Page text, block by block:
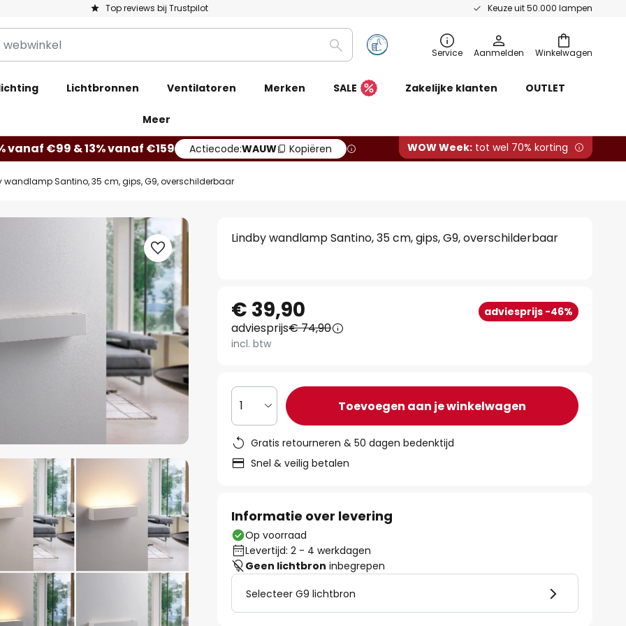
Top reviews bij Trustpilot Keuze uit 50.000 lampen
Winkelwagen
Zoeken Service Aanmelden
Lichtbronnen Ventilatoren Merken SALE Zakelijke klanten OUTLET
Meer
vanaf €99 & 13% vanaf €159 Actiecode:WAUW Kopiëren WOW Week: tot wel 70% korting
wandlamp Santino, 35 cm, gips, G9, overschilderbaar
Lindby wandlamp Santino, 35 cm, gips, G9, overschilderbaar
€ 39,90 adviesprijs -46%
adviesprijs€ 74,90
incl. btw
1 Toevoegen aan je winkelwagen
Gratis retourneren & 50 dagen bedenktijd
Snel & veilig betalen
Informatie over levering
Op voorraad
Levertijd: 2 - 4 werkdagen
Geen lichtbron inbegrepen
Selecteer G9 lichtbron